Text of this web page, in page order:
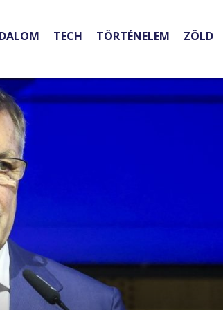
TECH TÖRTÉNELEM ZÖLD